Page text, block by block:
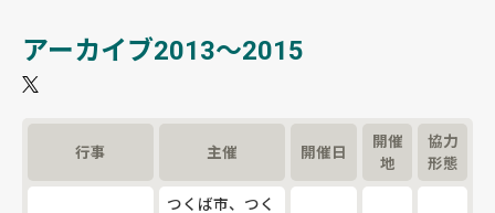
アーカイブ2013～2015
行事 主催 開催日
開催
地
協力
形態
つくば市、つく